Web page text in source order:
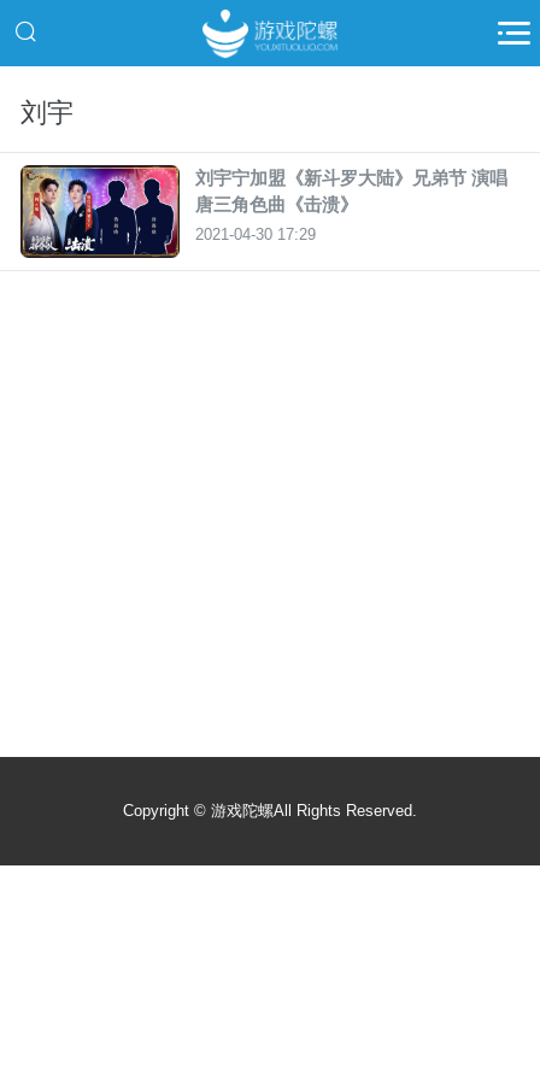
刘宇
刘宇宁加盟《新斗罗大陆》兄弟节 演唱
唐三角色曲《击溃》
2021-04-30 17:29
Copyright © 游戏陀螺All Rights Reserved.